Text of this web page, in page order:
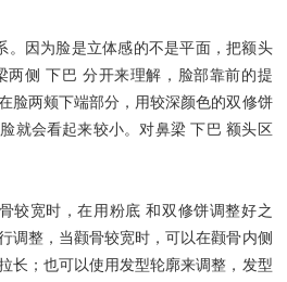
因为脸是立体感的不是平面，把额头
两侧 下巴 分开来理解，脸部靠前的提
脸两颊下端部分，用较深颜色的双修饼
就会看起来较小。对鼻梁 下巴 额头区
宽时，在用粉底 和双修饼调整好之
调整，当颧骨较宽时，可以在颧骨内侧
长；也可以使用发型轮廓来调整，发型